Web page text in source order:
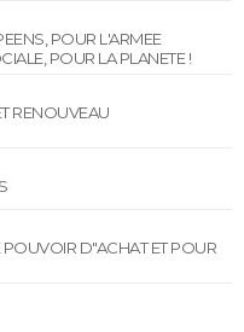
POUR L'ARMEE
POUR LA PLANETE !
RENOUVEAU
POUVOIR D"ACHAT ET POUR